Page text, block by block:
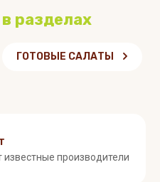
разделах
ГОТОВЫЕ САЛАТЫ
производители